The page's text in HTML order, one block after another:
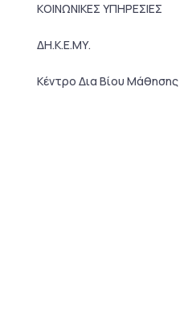
ΚΟΙΝΩΝΙΚΕΣ ΥΠΗΡΕΣΙΕΣ
ΔΗ.Κ.Ε.ΜΥ.
Κέντρο Δια Βίου Μάθησης